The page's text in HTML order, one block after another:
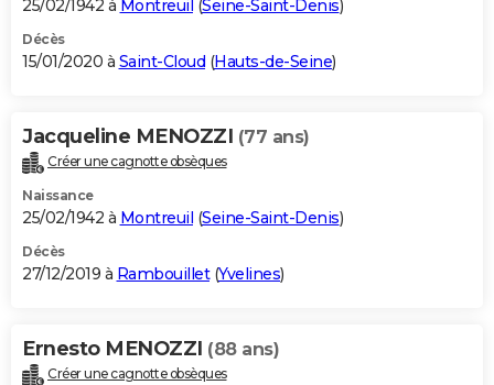
25/02/1942 à Montreuil (Seine-Saint-Denis)
Décès
15/01/2020 à Saint-Cloud (Hauts-de-Seine)
Jacqueline MENOZZI (77 ans)
Créer une cagnotte obsèques
Naissance
25/02/1942 à Montreuil (Seine-Saint-Denis)
Décès
27/12/2019 à Rambouillet(Yvelines)
Ernesto MENOZZI (88 ans)
Créer une cagnotte obsèques